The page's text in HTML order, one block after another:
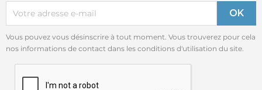
Vous pouvez vous désinscrire à tout moment. Vous trouverez pour cela
nos informations de contact dans les conditions d'utilisation du site.